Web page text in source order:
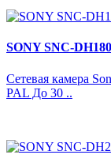
SONY SNC-DH180
Сетевая камера
PAL До 30 ..